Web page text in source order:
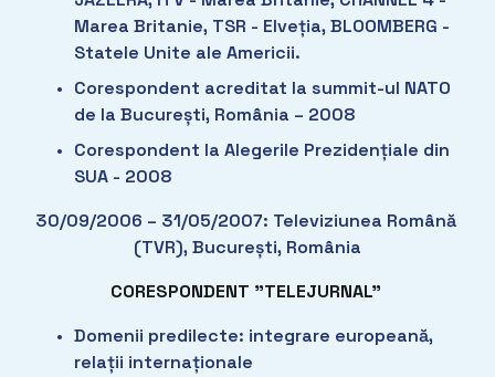
Marea Britanie, TSR - Elveția, BLOOMBERG -
Statele Unite ale Americii.
Corespondent acreditat la summit-ul NATO
de la București, România – 2008
Corespondent la Alegerile Prezidențiale din
SUA - 2008
30/09/2006 – 31/05/2007: Televiziunea Română
(TVR), București, România
CORESPONDENT ”TELEJURNAL”
Domenii predilecte: integrare europeană,
relații internaționale